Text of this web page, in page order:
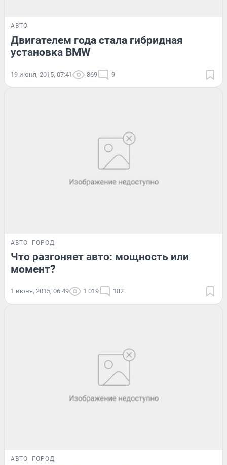
АВТО
Двигателем года стала гибридная
установка BMW
19 июня, 2015, 07:41 869 9
АВТО ГОРОД
Что разгоняет авто: мощность или
момент?
1 июня, 2015, 06:49 1 019 182
АВТО ГОРОД